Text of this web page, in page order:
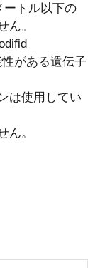
トル以下の
ん。
がある遺伝子
は使用してい
。